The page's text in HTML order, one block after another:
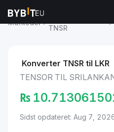
Markeder
TNSR
Konverter TNSR til LKR
TENSOR TIL
₨
Sidst opdateret: Aug 7,